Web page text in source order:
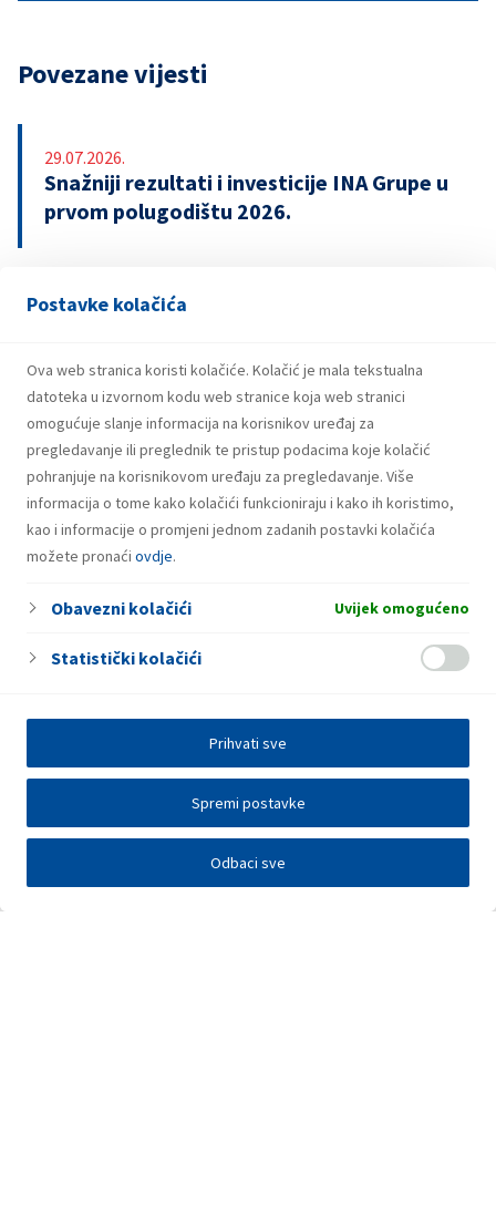
Postavke kolačića
Ova web stranica koristi kolačiće. Kolačić je mala tekstualna
datoteka u izvornom kodu web stranice koja web stranici
omogućuje slanje informacija na korisnikov uređaj za
pregledavanje ili preglednik te pristup podacima koje kolačić
pohranjuje na korisnikovom uređaju za pregledavanje. Više
informacija o tome kako kolačići funkcioniraju i kako ih koristimo,
kao i informacije o promjeni jednom zadanih postavki kolačića
možete pronaći ovdje.
Obavezni kolačići Uvijek omogućeno
Statistički kolačići
Odbaci sve
Spremi postavke
Prihvati sve
Povezane vijesti
29.07.2026.
Snažniji rezultati i investicije INA Grupe u
prvom polugodištu 2026.
21.07.2026.
u iznosu od 500 milijuna eura